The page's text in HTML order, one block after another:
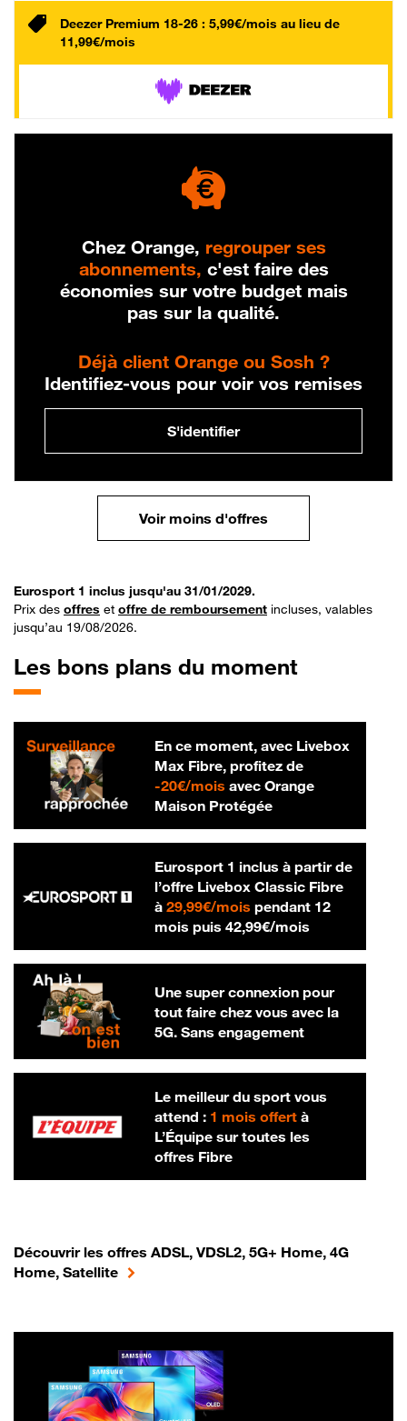
Deezer Premium 18-26 : 5,99€/mois au lieu de
11,99€/mois
Chez Orange, regrouper ses
abonnements, c'est faire des
économies sur votre budget mais
pas sur la qualité.
Déjà client Orange ou Sosh ?
Identifiez-vous pour voir vos remises
S'identifier
Voir moins d'offres
Eurosport 1 inclus jusqu'au 31/01/2029.
Prix des offres et offre de remboursement incluses, valables
jusqu’au 19/08/2026.
Les bons plans du moment
En ce moment, avec Livebox
Max Fibre, profitez de
-20€/mois20 € par mois
avec Orange
Maison Protégée
Eurosport 1 inclus à partir de
l’offre Livebox Classic Fibre
à 29,99€/mois29,99 € par mois
pendant 12
mois puis 42,99€/mois42,99 € par
Une super connexion pour
tout faire chez vous avec la
5G. Sans engagement
Le meilleur du sport vous
attend : 1 mois offertà
L’Équipe sur toutes les
offres Fibre
Découvrir les offres ADSL, VDSL2, 5G+ Home, 4G
Home, Satellite